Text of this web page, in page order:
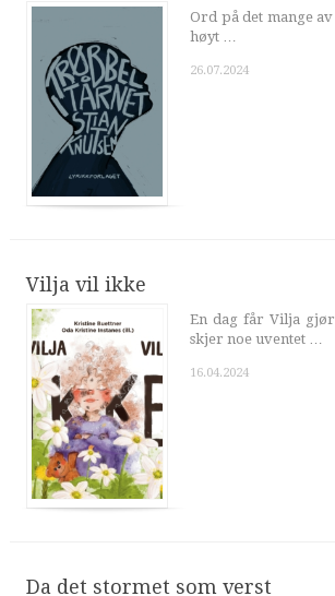
Ord på det mange
høyt …
26.07.2024
Vilja vil ikke
En dag får Vilja
skjer noe uventet …
16.04.2024
Da det stormet som verst